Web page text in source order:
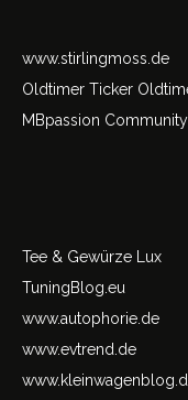
www.stirlingmoss.de
Oldtimer Ticker
MBpassion
Tee & Gewürze Lux
TuningBlog.eu
www.autophorie.de
www.evtrend.de